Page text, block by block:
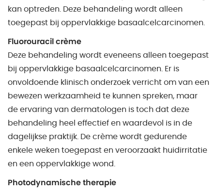
kan optreden. Deze behandeling wordt alleen
toegepast bij oppervlakkige basaalcelcarcinomen.
Fluorouracil crème
Deze behandeling wordt eveneens alleen toegepast
bij oppervlakkige basaalcelcarcinomen. Er is
onvoldoende klinisch onderzoek verricht om van een
bewezen werkzaamheid te kunnen spreken, maar
de ervaring van dermatologen is toch dat deze
behandeling heel effectief en waardevol is in de
dagelijkse praktijk. De crème wordt gedurende
enkele weken toegepast en veroorzaakt huidirritatie
en een oppervlakkige wond.
Photodynamische therapie